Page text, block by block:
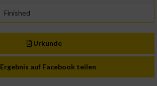
Finished
Urkunde
Ergebnis auf Facebook teilen